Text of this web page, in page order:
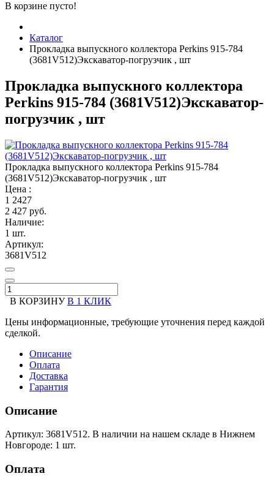
В корзине пусто!
Каталог
Прокладка выпускного коллектора Perkins 915-784
(3681V512)Экскаватор-погрузчик , шт
Прокладка выпускного коллектора
Perkins 915-784 (3681V512)Экскаватор-
погрузчик , шт
Прокладка выпускного коллектора Perkins 915-784
(3681V512)Экскаватор-погрузчик , шт
Цена :
1 2427
2 427 руб.
Наличие:
1 шт.
Артикул:
3681V512
В КОРЗИНУ В 1 КЛИК
Цены информационные, требующие уточнения перед каждой
сделкой.
Описание
Оплата
Доставка
Гарантия
Описание
Артикул: 3681V512. В наличии на нашем складе в Нижнем
Новгороде: 1 шт.
Оплата